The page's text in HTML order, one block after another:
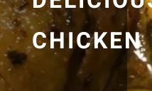
CHICKEN